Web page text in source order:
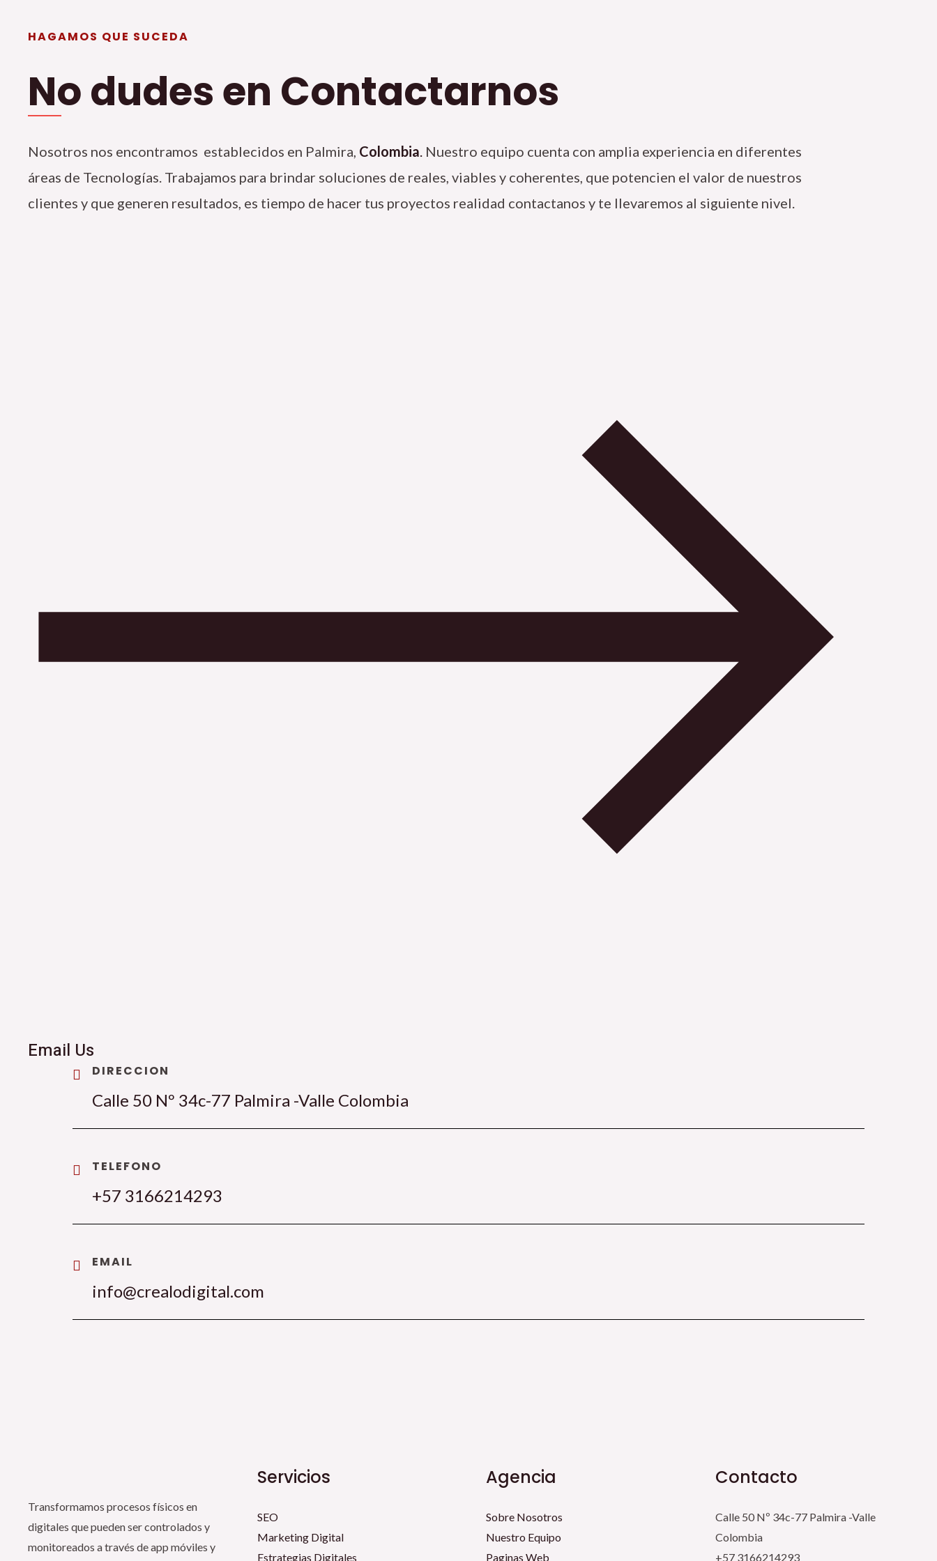
HAGAMOS QUE SUCEDA
No dudes en Contactarnos
Nosotros nos encontramos establecidos en Palmira, Colombia. Nuestro equipo cuenta con amplia experiencia en diferentes
áreas de Tecnologías. Trabajamos para brindar soluciones de reales, viables y coherentes, que potencien el valor de nuestros
clientes y que generen resultados, es tiempo de hacer tus proyectos realidad contactanos y te llevaremos al siguiente nivel.
Email Us
DIRECCION
Calle 50 Nº 34c-77 Palmira -Valle Colombia
TELEFONO
+57 3166214293
EMAIL
info@crealodigital.com
Transformamos procesos físicos en
digitales que pueden ser controlados y
monitoreados a través de app móviles y
Servicios
SEO
Marketing Digital
Estrategias Digitales
Agencia
Sobre Nosotros
Nuestro Equipo
Paginas Web
Contacto
Calle 50 Nº 34c-77 Palmira -Valle
Colombia
+57 3166214293